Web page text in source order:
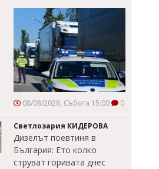
08/08/2026, Събота 15:00 0
Светлозария КИДЕРОВА
Дизелът поевтиня в
България: Ето колко
струват горивата днес